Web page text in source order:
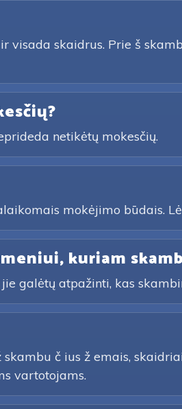
visada skaidrus. Prie š
netikėtų mokesčių.
mokėjimo būdais.
kuriam
galėtų atpažinti, kas
č ius ž emais,
vartotojams.